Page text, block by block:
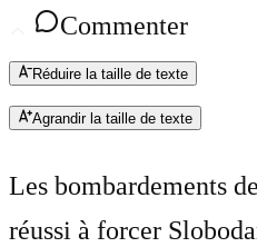
Commenter
Réduire la taille de texte
Agrandir la taille de texte
Les bombardements
réussi à forcer